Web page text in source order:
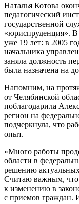
Наталья Котова
педагогический
государственной
«юриспруденция». В
уже 19 лет: в 2005
начальника
заняла должность
была назначена на
Напомним, на
от Челябинской
поблагодарила
регион на
подчеркнула, что
опыт.
«Много работы
области в
решению
Считаю важным, что
к изменению в
с приемов граждан.